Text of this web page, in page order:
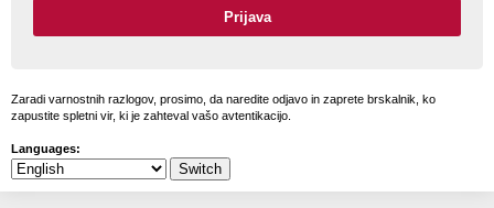
Zaradi varnostnih razlogov, prosimo, da naredite odjavo in zaprete brskalnik, ko
zapustite spletni vir, ki je zahteval vašo avtentikacijo.
Languages: